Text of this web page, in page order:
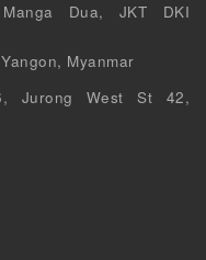
Dua, JKT DKI
Myanmar
Jurong West St 42,